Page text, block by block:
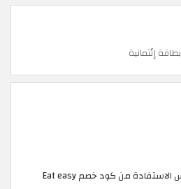
بطاقة إئتمانية
قبل اتمام عملية الدفع لا تنس الاستفادة من كود خصم Eat easy